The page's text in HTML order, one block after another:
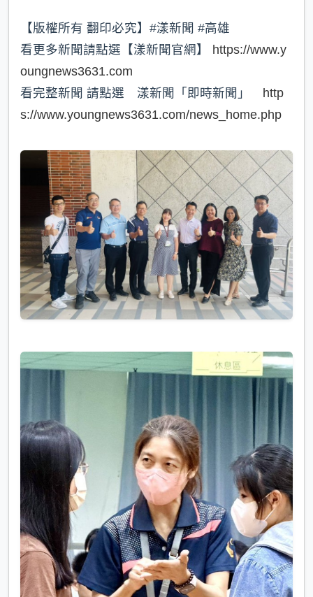
【版權所有 翻印必究】#漾新聞 #高雄
看更多新聞請點選【漾新聞官網】 https://www.y
oungnews3631.com
看完整新聞 請點選 漾新聞「即時新聞」 http
s://www.youngnews3631.com/news_home.php